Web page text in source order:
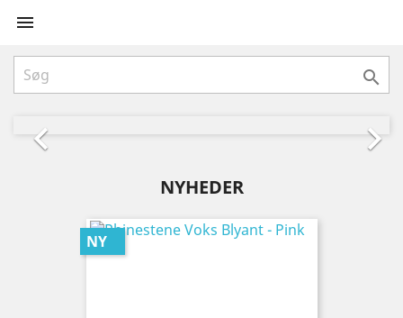


Forrige 
NYHEDER
NY